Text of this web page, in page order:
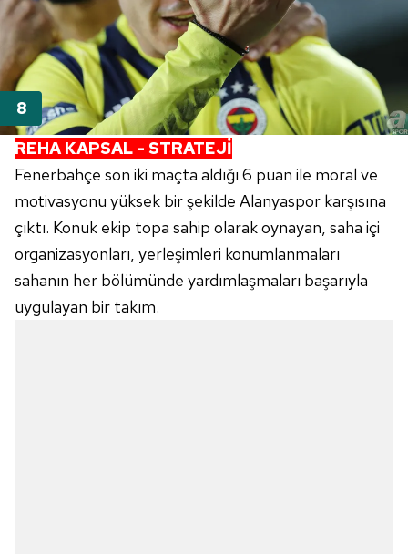
REHA KAPSAL - STRATEJİ
Fenerbahçe son iki maçta aldığı 6 puan ile moral ve
motivasyonu yüksek bir şekilde Alanyaspor karşısına
çıktı. Konuk ekip topa sahip olarak oynayan, saha içi
organizasyonları, yerleşimleri konumlanmaları
sahanın her bölümünde yardımlaşmaları başarıyla
uygulayan bir takım.